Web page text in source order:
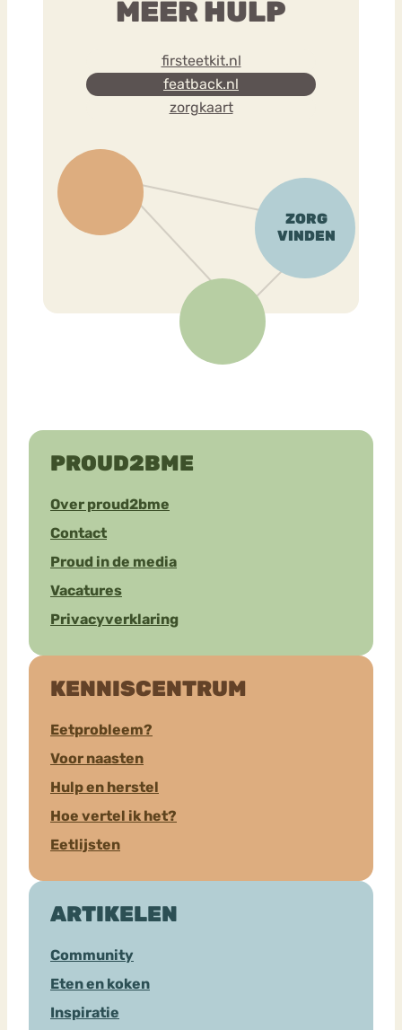
MEER HULP
firsteetkit.nl
featback.nl
zorgkaart
PROUD2BME
Over proud2bme
Contact
Proud in de media
Vacatures
Privacyverklaring
KENNISCENTRUM
Eetprobleem?
Voor naasten
Hulp en herstel
Hoe vertel ik het?
Eetlijsten
ARTIKELEN
Community
Eten en koken
Inspiratie